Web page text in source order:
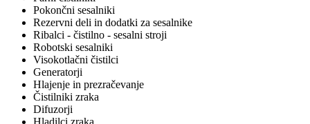
Pokončni sesalniki
Rezervni deli in dodatki za sesalnike
Ribalci - čistilno - sesalni stroji
Robotski sesalniki
Visokotlačni čistilci
Generatorji
Hlajenje in prezračevanje
Čistilniki zraka
Difuzorji
Hladilci zraka